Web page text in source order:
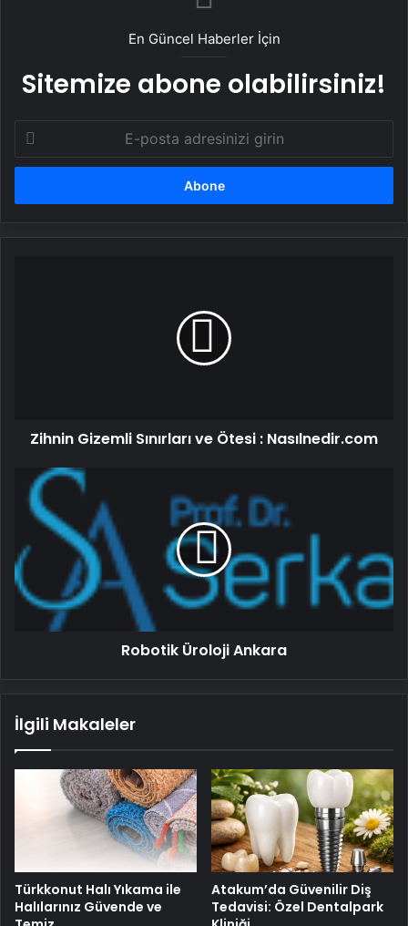
En Güncel Haberler İçin
Sitemize abone olabilirsiniz!
posta
adresinizi
Zihnin Gizemli Sınırları ve Ötesi : Nasılnedir.com
Robotik
Üroloji
Ankara
Robotik Üroloji Ankara
İlgili Makaleler
Türkkonut Halı Yıkama ile
Halılarınız Güvende ve
Atakum’da Güvenilir Diş
Tedavisi: Özel Dentalpark